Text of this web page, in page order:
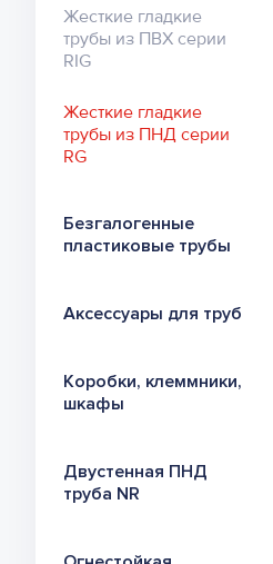
Жесткие гладкие
трубы из ПВХ серии
RIG
Жесткие гладкие
трубы из ПНД серии
RG
Безгалогенные
пластиковые трубы
гофрированные
Безгалогенные
трубы, не
распространяющие
горения, из ПНД
Аксессуары для труб
Держатели
Сервисные
аксессуары
Коробки, клеммники,
шкафы
распределительные
распределительные
Двустенная ПНД
труба NR